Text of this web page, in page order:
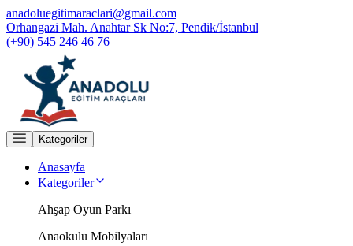
anadoluegitimaraclari@gmail.com
Orhangazi Mah. Anahtar Sk No:7, Pendik/İstanbul
(+90) 545 246 46 76
Kategoriler
Anasayfa
Kategoriler
Ahşap Oyun Parkı
Anaokulu Mobilyaları